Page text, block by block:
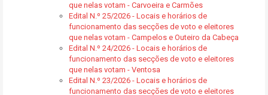
que nelas votam - Carvoeira e Carmões
Edital N.º 25/2026 - Locais e horários de
funcionamento das secções de voto e eleitores
que nelas votam - Campelos e Outeiro da Cabeça
Edital N.º 24/2026 - Locais e horários de
funcionamento das secções de voto e eleitores
que nelas votam - Ventosa
Edital N.º 23/2026 - Locais e horários de
funcionamento das secções de voto e eleitores